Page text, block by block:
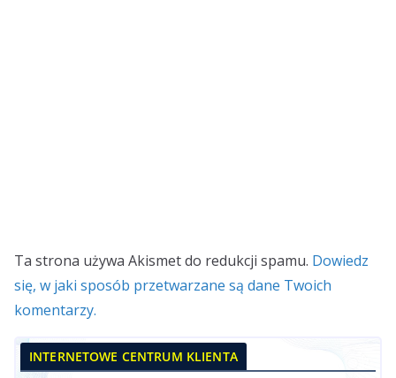
Ta strona używa Akismet do redukcji spamu. Dowiedz
się, w jaki sposób przetwarzane są dane Twoich
komentarzy.
INTERNETOWE CENTRUM KLIENTA